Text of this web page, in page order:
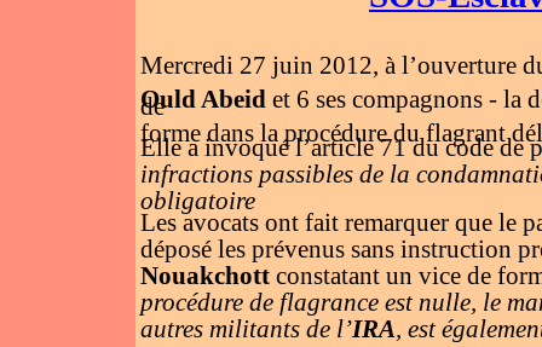
Mercredi 27 juin 2012, à l’ouverture
Ould Abeidet 6 ses compagnons - la
de
forme dans la procédure du flagrant
Elle a invoqué l’article 71 du code de
infractions passibles de la
obligatoire
Les avocats ont fait remarquer que le
déposé les prévenus sans instruction
Nouakchottconstatant un vice de
procédure de flagrance est nulle, le
autres militants de l’IRA, est